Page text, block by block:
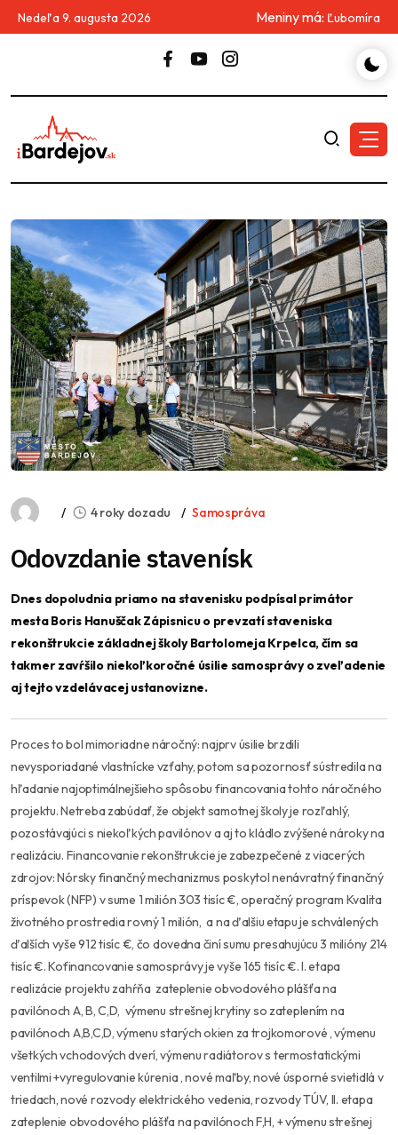
Nedeľa 9. augusta 2026 Meniny má: Ľubomíra
4 roky dozadu Samospráva
Odovzdanie stavenísk
Dnes dopoludnia priamo na stavenisku podpísal primátor
mesta Boris Hanuščak Zápisnicu o prevzatí staveniska
rekonštrukcie základnej školy Bartolomeja Krpelca, čím sa
takmer zavŕšilo niekoľkoročné úsilie samosprávy o zveľadenie
aj tejto vzdelávacej ustanovizne.
Proces to bol mimoriadne náročný: najprv úsilie brzdili
nevysporiadané vlastnícke vzťahy, potom sa pozornosť sústredila na
hľadanie najoptimálnejšieho spôsobu financovania tohto náročného
projektu. Netreba zabúdať, že objekt samotnej školy je rozľahlý,
pozostávajúci s niekoľkých pavilónov a aj to kládlo zvýšené nároky na
realizáciu. Financovanie rekonštrukcie je zabezpečené z viacerých
zdrojov: Nórsky finančný mechanizmus poskytol nenávratný finančný
príspevok (NFP) v sume 1 milión 303 tisíc €, operačný program Kvalita
životného prostredia rovný 1 milión, a na ďalšiu etapu je schválených
ďalších vyše 912 tisíc €, čo dovedna činí sumu presahujúcu 3 milióny 214
tisíc €. Kofinancovanie samosprávy je vyše 165 tisíc €. I. etapa
realizácie projektu zahŕňa zateplenie obvodového plášťa na
pavilónoch A, B, C,D, výmenu strešnej krytiny so zateplením na
pavilónoch A,B,C,D, výmenu starých okien za trojkomorové , výmenu
všetkých vchodových dverí, výmenu radiátorov s termostatickými
ventilmi +vyregulovanie kúrenia , nové maľby, nové úsporné svietidlá v
triedach, nové rozvody elektrického vedenia, rozvody TÚV, II. etapa
zateplenie obvodového plášťa na pavilónoch F,H, + výmenu strešnej